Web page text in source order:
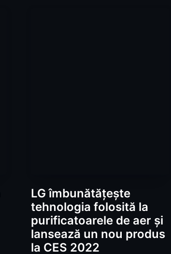
LG îmbunătăţeşte
tehnologia folosită la
purificatoarele de aer şi
lansează un nou produs
la CES 2022